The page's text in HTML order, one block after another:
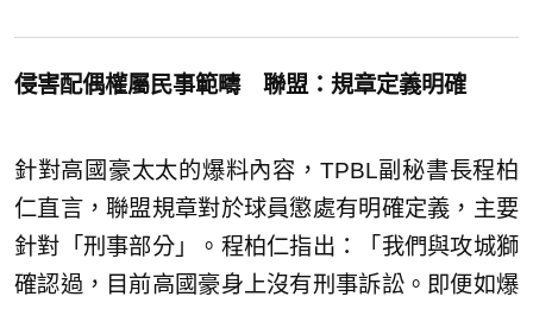
侵害配偶權屬民事範疇 聯盟：規章定義明確
針對高國豪太太的爆料內容，TPBL副秘書長程柏
仁直言，聯盟規章對於球員懲處有明確定義，主要
針對「刑事部分」。程柏仁指出：「我們與攻城獅
確認過，目前高國豪身上沒有刑事訴訟。即便如爆